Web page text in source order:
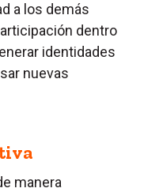
a los demás
dentro
identidades
nuevas
manera